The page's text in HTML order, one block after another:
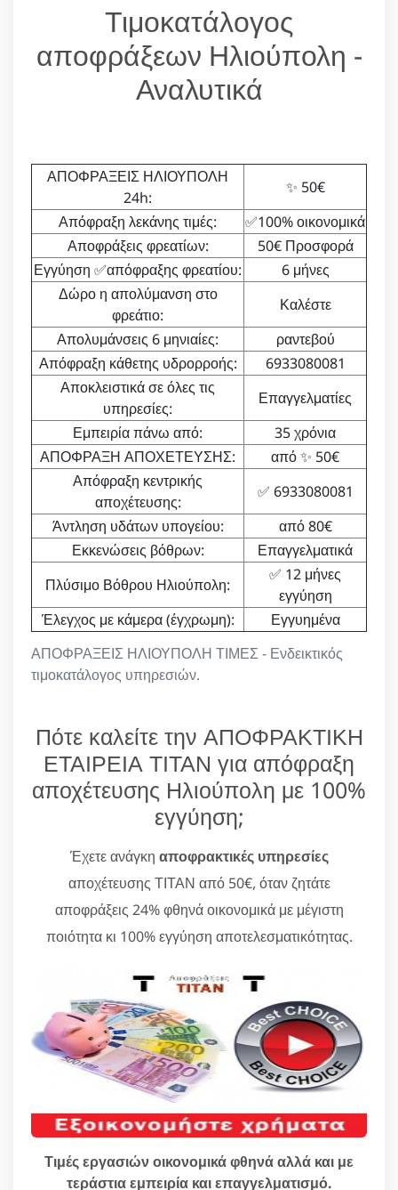
Τιμοκατάλογος
αποφράξεων Ηλιούπολη -
Αναλυτικά
ΑΠΟΦΡΑΞΕΙΣ ΗΛΙΟΥΠΟΛΗ ΤΙΜΕΣ - Ενδεικτικός
τιμοκατάλογος υπηρεσιών.
ΑΠΟΦΡΑΞΕΙΣ ΗΛΙΟΥΠΟΛΗ
24h:
✨ 50€
Απόφραξη λεκάνης τιμές:
✅100% οικονομικά
Αποφράξεις φρεατίων:
50€ Προσφορά
Εγγύηση ✅απόφραξης φρεατίου:
6 μήνες
Δώρο η απολύμανση στο
φρεάτιο:
Καλέστε
Απολυμάνσεις 6 μηνιαίες:
ραντεβού
Απόφραξη κάθετης υδρορροής:
6933080081
Αποκλειστικά σε όλες τις
υπηρεσίες:
Επαγγελματίες
Εμπειρία πάνω από:
35 χρόνια
ΑΠΟΦΡΑΞΗ ΑΠΟΧΕΤΕΥΣΗΣ:
από ✨ 50€
Απόφραξη κεντρικής
αποχέτευσης:
✅ 6933080081
Άντληση υδάτων υπογείου:
από 80€
Εκκενώσεις βόθρων:
Επαγγελματικά
Πλύσιμο Βόθρου Ηλιούπολη:
✅ 12 μήνες
εγγύηση
Έλεγχος με κάμερα (έγχρωμη):
Εγγυημένα
Πότε καλείτε την ΑΠΟΦΡΑΚΤΙΚΗ
ΕΤΑΙΡΕΙΑ ΤΙΤΑΝ για απόφραξη
αποχέτευσης Ηλιούπολη με 100%
εγγύηση;
Έχετε ανάγκη αποφρακτικές υπηρεσίες
αποχέτευσης ΤΙΤΑΝ από 50€, όταν ζητάτε
αποφράξεις 24% φθηνά οικονομικά με μέγιστη
ποιότητα κι 100% εγγύηση αποτελεσματικότητας.
Τιμές εργασιών οικονομικά φθηνά αλλά και με
τεράστια εμπειρία και επαγγελματισμό.